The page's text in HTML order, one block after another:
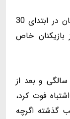
ظهور در 16 سالگی و پایان در ابتدای 30
خاص
نشریه سان وقتی جرج بست در سن 59 سالگی و بعد از
فوت کرد،
گذشته اگرچه